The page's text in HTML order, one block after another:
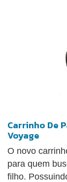
Carrinho De
Voyage
O novo
para quem
filho.